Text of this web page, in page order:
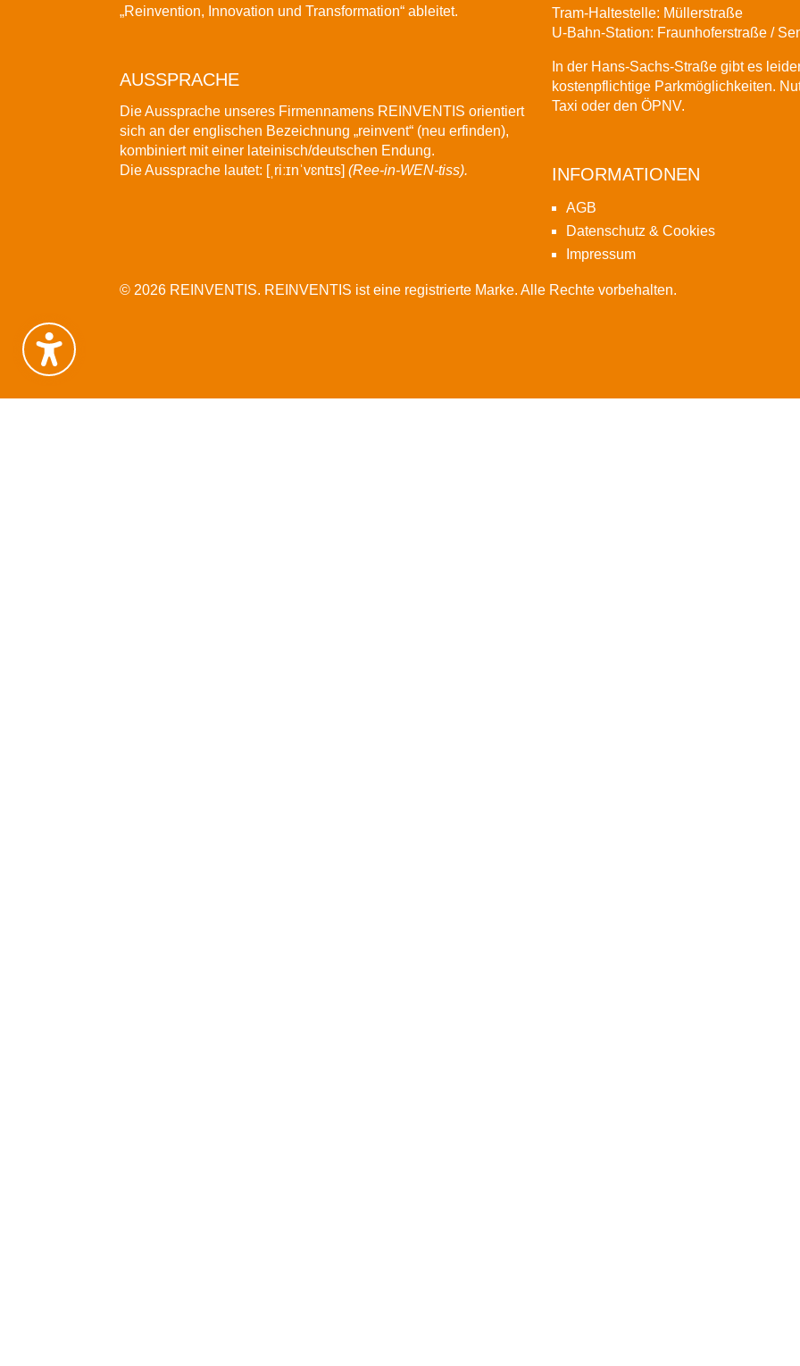
„Reinvention, Innovation und Transformation“ ableitet.
AUSSPRACHE
Die Aussprache unseres Firmennamens REINVENTIS orientiert
sich an der englischen Bezeichnung „reinvent“ (neu erfinden),
kombiniert mit einer lateinisch/deutschen Endung.
Die Aussprache lautet: [ˌriːɪnˈvɛntɪs](Ree-in-WEN-tiss).
Tram-Haltestelle: Müllerstraße
U-Bahn-Station: Fraunhoferstraße /
In der Hans-Sachs-Straße gibt es
kostenpflichtige Parkmöglichkeiten.
Taxi oder denÖPNV.
INFORMATIONEN
AGB
Datenschutz & Cookies
Impressum
© 2026 REINVENTIS. REINVENTIS ist eine registrierte Marke. Alle Rechte vorbehalten.